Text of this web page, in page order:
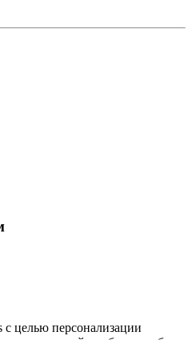
с целью персонализации